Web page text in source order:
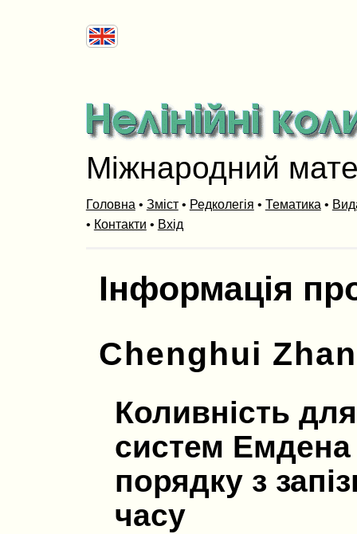
Міжнародний
Головна • Зміст• Редколегія • Тематика •
• Контакти • Вхід
Інформація
Chenghui
Коливність
систем Емдена
порядку з
часу